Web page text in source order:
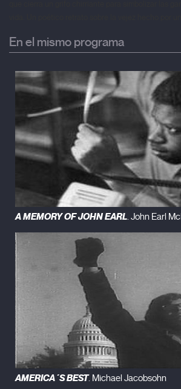
En el mismo programa
A MEMORY OF JOHN EARL. John Earl
AMERICA´S BEST. Michael Jacobsohn